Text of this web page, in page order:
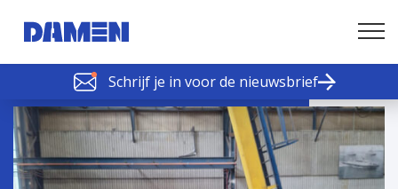
Schrijf je in voor de nieuwsbrief
SCHELDE SCHAKELS
Nieuws of tips